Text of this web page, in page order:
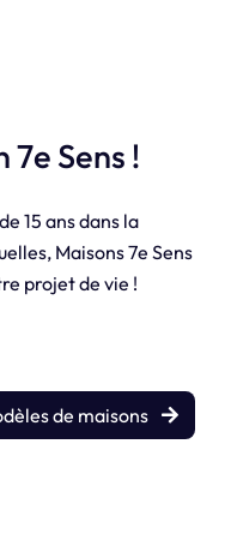
7e Sens !
15 ans dans la
Maisons 7e Sens
projet de vie !
de maisons